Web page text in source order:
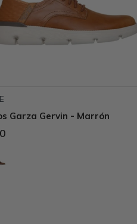
Garza Gervin - Marrón